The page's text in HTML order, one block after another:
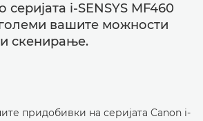
серијата i-SENSYS MF460
вашите можности
скенирање.
придобивки на серијата Canon i-